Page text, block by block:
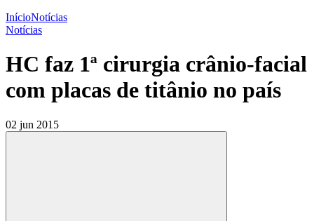
InícioNotícias
Notícias
HC faz 1ª cirurgia crânio-facial
com placas de titânio no país
02 jun 2015